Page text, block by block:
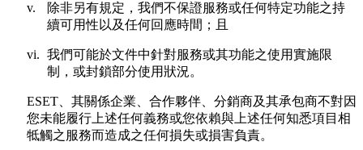
v.
除非另有規定，我們不保證服務或任何特定功能之持
續可用性以及任何回應時間；且
vi. 我們可能於文件中針對服務或其功能之使用實施限
制，或封鎖部分使用狀況。
ESET、其關係企業、合作夥伴、分銷商及其承包商不對因
您未能履行上述任何義務或您依賴與上述任何知悉項目相
牴觸之服務而造成之任何損失或損害負責。